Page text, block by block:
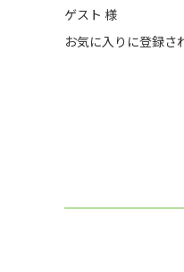
ゲスト 様
お気に入りに登録さ